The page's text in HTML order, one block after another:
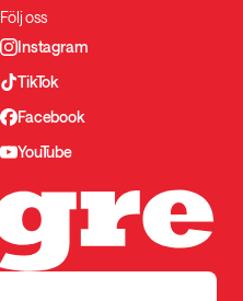
Följ oss
Instagram
TikTok
Facebook
YouTube